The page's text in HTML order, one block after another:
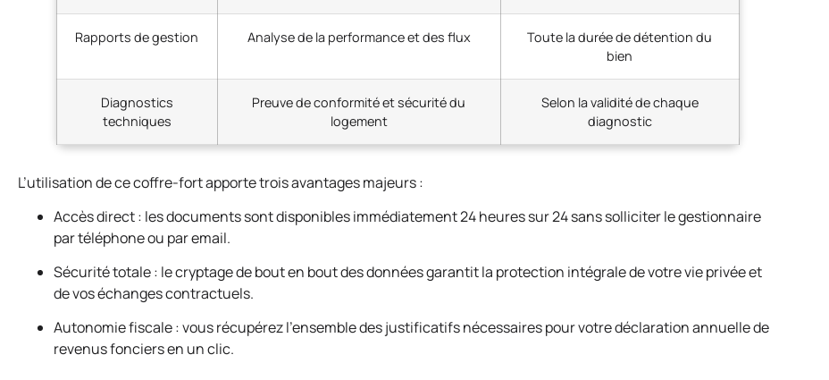
Rapports de gestion Analyse de la performance et des flux
Toute la durée de détention du
bien
Diagnostics
techniques
Preuve de conformité et sécurité du
logement
Selon la validité de chaque
diagnostic
L’utilisation de ce coffre-fort apporte trois avantages majeurs :
Accès direct : les documents sont disponibles immédiatement 24 heures sur 24 sans solliciter le gestionnaire
par téléphone ou par email.
Sécurité totale : le cryptage de bout en bout des données garantit la protection intégrale de votre vie privée et
de vos échanges contractuels.
Autonomie fiscale : vous récupérez l’ensemble des justificatifs nécessaires pour votre déclaration annuelle de
revenus fonciers en un clic.